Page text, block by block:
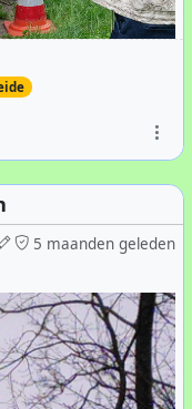
door de
coördinatie van
namens de
twee dode en één
vogels
Peter Wesche een
van overlijden nog
5 maanden geleden